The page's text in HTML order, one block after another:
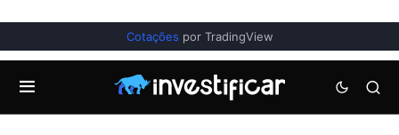
Cotações por TradingView